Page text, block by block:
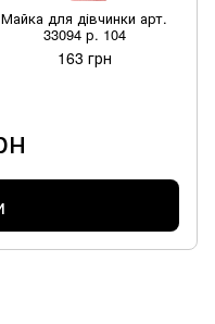
Майка для дівчинки арт.
33094 р. 104
163 грн